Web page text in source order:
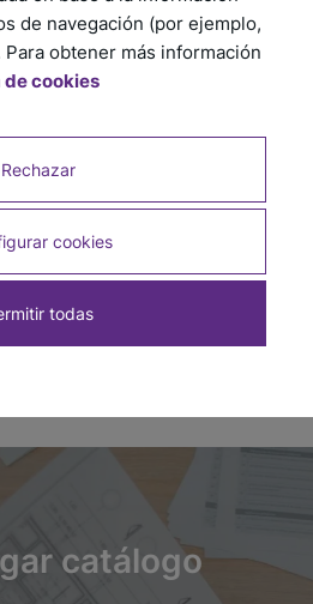
2 mm x 100u
catálogo
de navegación (por ejemplo,
obtener más información
cookies
Rechazar
cookies
todas